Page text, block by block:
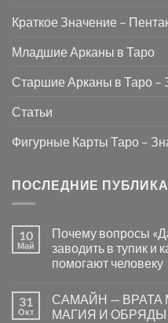
Краткое Значение –
Младшие Арканы в Таро
Старшие Арканы в Таро –
Статьи
Фигурные Карты Таро –
ПОСЛЕДНИЕ
10
Май
Почему вопросы
заводить в тупик и
помогают человеку
записи
Почему
вопросы
31
Окт
САМАЙН —
МАГИЯ И